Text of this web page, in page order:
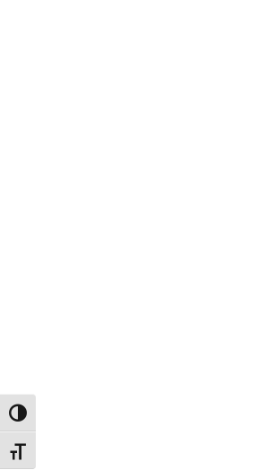
Attiva/disattiva alto contrasto
Attiva/disattiva dimensione testo